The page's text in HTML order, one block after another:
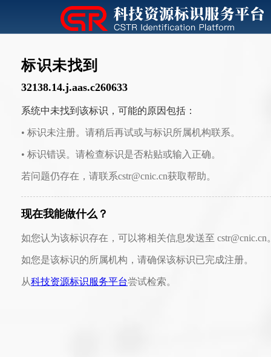
标识未找到
32138.14.j.aas.c260633
系统中未找到该标识，可能的原因包括：
• 标识未注册。请稍后再试或与标识所属机构联系。
• 标识错误。请检查标识是否粘贴或输入正确。
若问题仍存在，请联系cstr@cnic.cn获取帮助。
现在我能做什么？
如您认为该标识存在，可以将相关信息发送至 cstr@cnic.cn
如您是该标识的所属机构，请确保该标识已完成注册。
从科技资源标识服务平台尝试检索。